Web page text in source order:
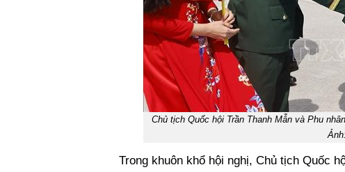
Chủ tịch Quốc hội Trần Thanh Mẫn và Phu
Trong khuôn khổ hội nghị, Chủ tịch Quốc